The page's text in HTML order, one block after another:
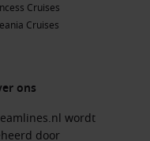
naar enkele van de
vind je een overzicht
veelgestelde vragen
November
een onvergetelijke
Cruises
Cruises
ons
wordt
door